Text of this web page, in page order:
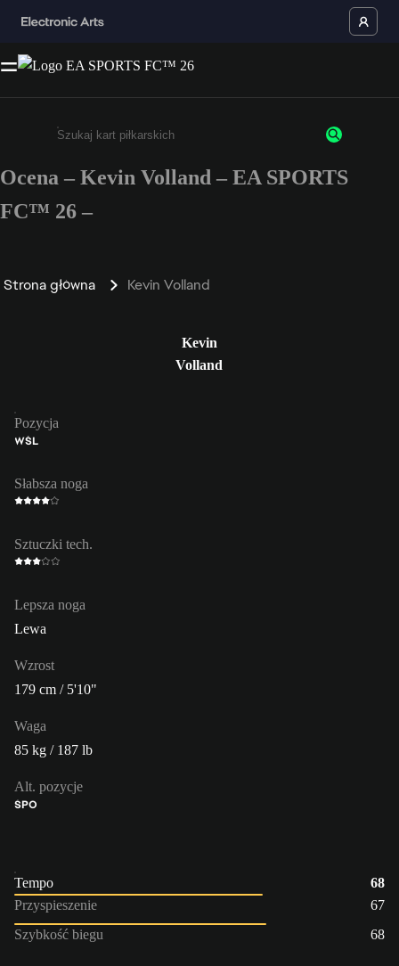
Wpisz co najmniej 3 znaki lub cyfry.
Ocena – Kevin Volland – EA SPORTS
FC™ 26 –
Strona główna Kevin Volland
Kevin
Volland
Pozycja
WŚL
Słabsza noga
Sztuczki tech.
Lepsza noga
Lewa
Wzrost
179 cm / 5'10"
Waga
85 kg / 187 lb
Alt. pozycje
ŚPO
Tempo
68
Przyspieszenie
67
Szybkość biegu
68